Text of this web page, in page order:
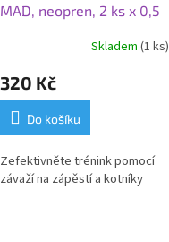
MAD, neopren, 2 ks x 0,5
Skladem(1 ks)
320 Kč
Do košíku
Zefektivněte trénink pomocí
závaží na zápěstí a kotníky